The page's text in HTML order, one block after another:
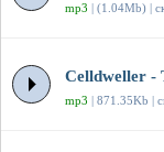
mp3 | (1.04Mb) |
Celldweller -
mp3 | 871.35Kb |